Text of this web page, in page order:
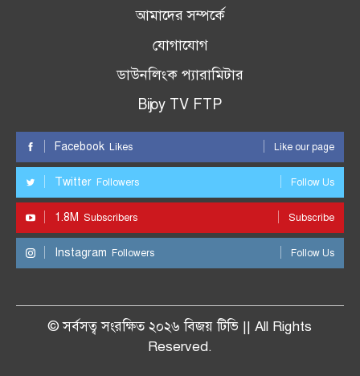
আমাদের সম্পর্কে
যোগাযোগ
ডাউনলিংক প্যারামিটার
Bijoy TV FTP
Facebook Likes Like our page
Twitter Followers Follow Us
1.8M Subscribers Subscribe
Instagram Followers Follow Us
© সর্বসত্ব সংরক্ষিত ২০২৬ বিজয় টিভি || All Rights
Reserved.